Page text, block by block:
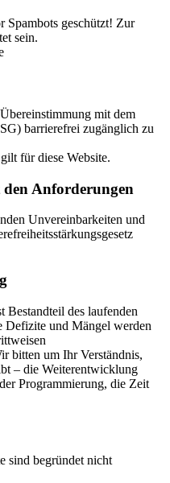
Spambots geschützt! Zur
sein.
mit dem
barrierefrei zugänglich zu
für diese Website.
Anforderungen
Unvereinbarkeiten und
Bestandteil des laufenden
Defizite und Mängel werden
bitten um Ihr Verständnis,
– die Weiterentwicklung
Programmierung, die Zeit
sind begründet nicht